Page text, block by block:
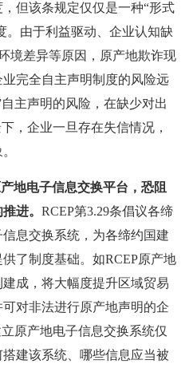
但该条规定仅仅是一种“形式
。由于利益驱动、企业认知缺
境差异等原因，原产地欺诈现
完全自主声明制度的风险远
主声明的风险，在缺少对出
，企业一旦存在失信情况，
地电子信息交换平台，恐阻
进。 RCEP第3.29条倡议各缔
息交换系统，为各缔约国建
了制度基础。如RCEP原产地
成，将大幅度提升区域贸易
对非法进行原产地声明的企
原产地电子信息交换系统仅
建该系统、哪些信息应当被